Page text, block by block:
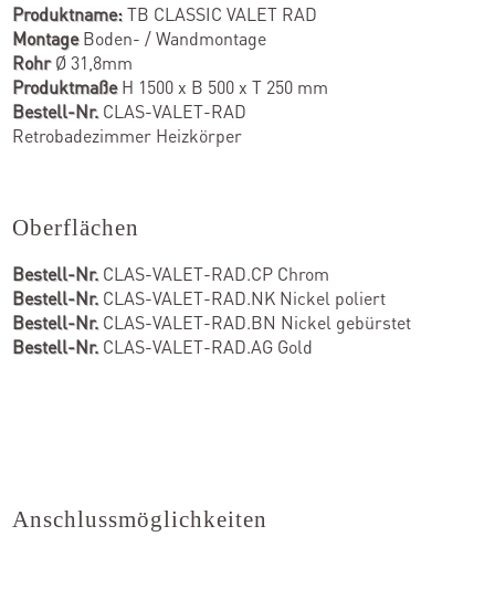
Produktname:TB CLASSIC VALET RAD
MontageBoden- / Wandmontage
RohrØ 31,8mm
ProduktmaßeH 1500 x B 500 x T 250 mm
Bestell-Nr. CLAS-VALET-RAD
Retrobadezimmer Heizkörper
Oberflächen
Bestell-Nr. CLAS-VALET-RAD.CP Chrom
Bestell-Nr. CLAS-VALET-RAD.NK Nickel poliert
Bestell-Nr. CLAS-VALET-RAD.BN Nickel gebürstet
Bestell-Nr. CLAS-VALET-RAD.AG Gold
Anschlussmöglichkeiten